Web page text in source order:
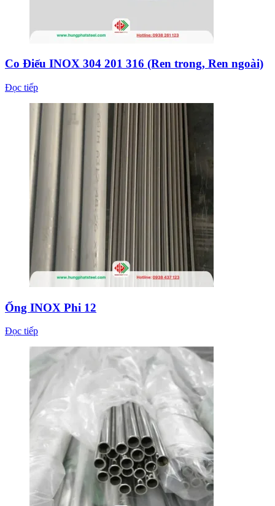
Co Điếu INOX 304 201 316 (Ren trong, Ren ngoài)
Đọc tiếp
Ống INOX Phi 12
Đọc tiếp